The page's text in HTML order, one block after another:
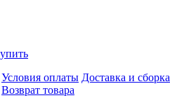
Условия оплаты
Возврат товара
Доставка и сборка